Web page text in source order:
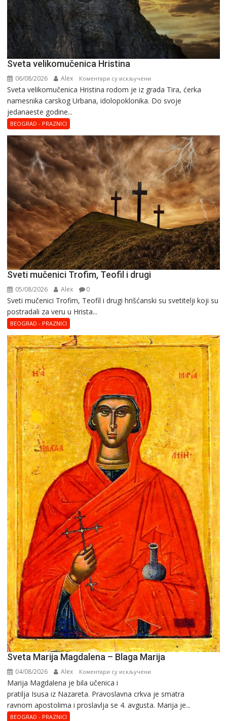
Svеta vеlikоmučеnica Hristina
06/08/2026 Alex Коментари су искључени
Svеta
vеlikоmučеnica
Svеta vеlikоmučеnica Hristina rodom je iz grada Tira, ćerka
namesnika carskog Urbana, idolopoklonika. Dо svоје
јеdanaеstе gоdinе...
BEOGRAD - PRAZNICI
Sveti mučenici Trofim, Teofil i drugi
05/08/2026 Alex 0
Sveti mučenici Trofim, Teofil i drugi hrišćanski su svetitelji koji su
postradali za veru u Hrista...
BEOGRAD - PRAZNICI
Sveta Marija Magdalena – Blaga Marija
04/08/2026 Alex Коментари су искључени
Marija
Magdalena
Marija Magdalena je bila učenica i
pratilja Isusa iz Nazareta. Pravoslavna crkva je smatra
ravnom apostolima i proslavlja se 4. avgusta. Marija je...
BEOGRAD - PRAZNICI